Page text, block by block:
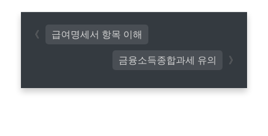
금융소득종합과세 유의
급여명세서 항목 이해